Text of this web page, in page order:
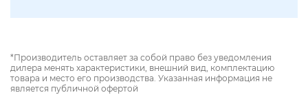
*Производитель оставляет за собой право без уведомления
дилера менять характеристики, внешний вид, комплектацию
товара и место его производства. Указанная информация не
является публичной офертой